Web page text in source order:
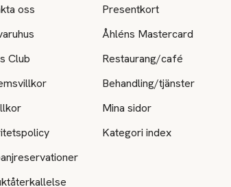
oss
Club
Presentkort
Åhléns Mastercard
Restaurang/café
Behandling/tjänster
Mina sidor
Kategori index